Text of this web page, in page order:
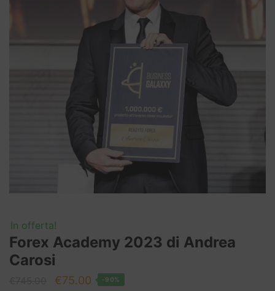
In offerta!
Forex Academy 2023 di Andrea
Carosi
Il
€75.00 Il
-90%